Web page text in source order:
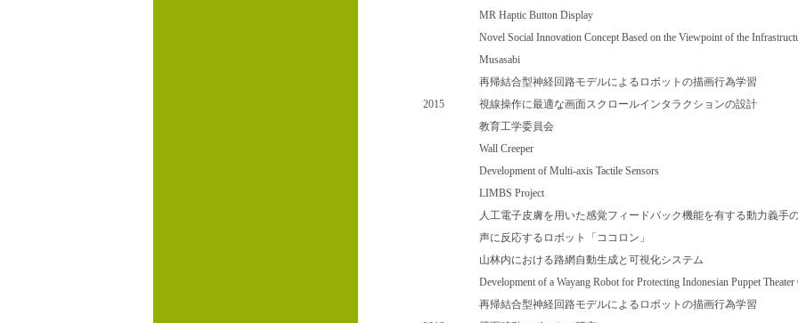
MR Haptic Button Display
Novel Social Innovation Concept Based on the Viewpoint of the
Musasabi
再帰結合型神経回路モデルによるロボットの描画行為学習
2015
視線操作に最適な画面スクロールインタラクションの設計
教育工学委員会
Wall Creeper
Development of Multi-axis Tactile Sensors
LIMBS Project
人工電子皮膚を用いた感覚フィードバック機能を有する動力義手
声に反応するロボット「ココロン」
山林内における路網自動生成と可視化システム
Development of a Wayang Robot for Protecting Indonesian Puppet Theater
再帰結合型神経回路モデルによるロボットの描画行為学習